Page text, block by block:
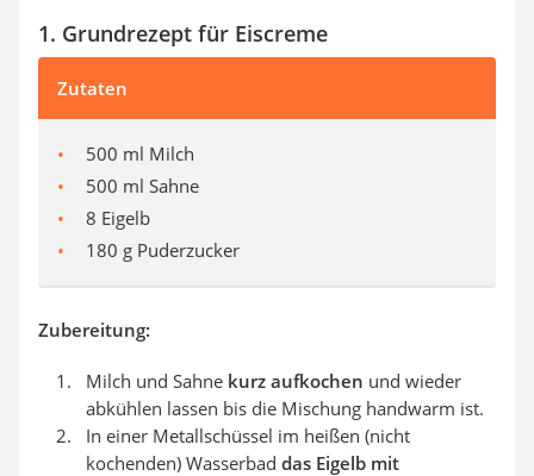
1. Grundrezept für Eiscreme
Zutaten
500 ml Milch
500 ml Sahne
8 Eigelb
180 g Puderzucker
Zubereitung:
Milch und Sahne kurz aufkochen und wieder
abkühlen lassen bis die Mischung handwarm ist.
In einer Metallschüssel im heißen (nicht
kochenden) Wasserbad das Eigelb mit